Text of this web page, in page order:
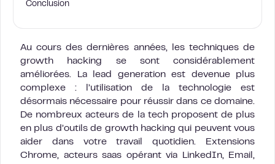
Conclusion
Au cours des dernières années, les techniques de
growth hacking se sont considérablement
améliorées. La lead generation est devenue plus
complexe : l’utilisation de la technologie est
désormais nécessaire pour réussir dans ce domaine.
De nombreux acteurs de la tech proposent de plus
en plus d’outils de growth hacking qui peuvent vous
aider dans votre travail quotidien. Extensions
Chrome, acteurs saas opérant via LinkedIn, Email,